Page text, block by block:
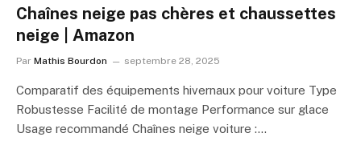
Chaînes neige pas chères et chaussettes
neige | Amazon
Par Mathis Bourdon septembre 28, 2025
Comparatif des équipements hivernaux pour voiture Type
Robustesse Facilité de montage Performance sur glace
Usage recommandé Chaînes neige voiture :…